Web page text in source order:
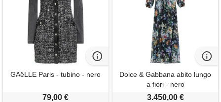
GAëLLE Paris - tubino - nero
79,00 €
Dolce & Gabbana abito lungo
a fiori - nero
3.450,00 €